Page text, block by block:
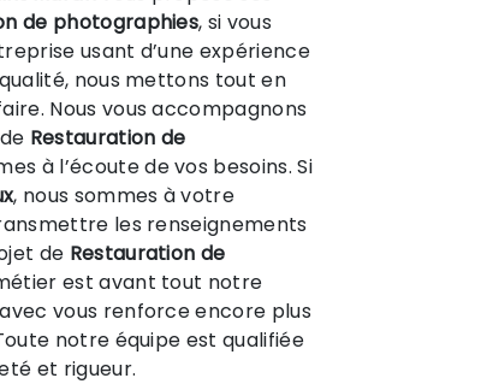
de photographies, si vous
usant d’une expérience
nous mettons tout en
Nous vous accompagnons
Restauration de
à l’écoute de vos besoins. Si
, nous sommes à votre
les renseignements
de Restauration de
est avant tout notre
vous renforce encore plus
notre équipe est qualifiée
et rigueur.